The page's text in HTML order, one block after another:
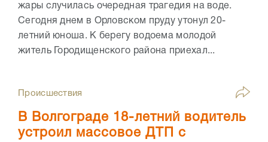
жары случилась очередная трагедия на воде.
Сегодня днем в Орловском пруду утонул 20-
летний юноша. К берегу водоема молодой
житель Городищенского района приехал...
Происшествия
В Волгограде 18-летний водитель
устроил массовое ДТП с